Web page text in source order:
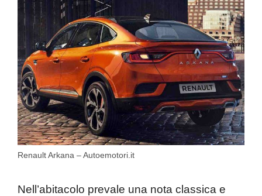
Renault Arkana – Autoemotori.it
Nell’abitacolo prevale una nota classica e